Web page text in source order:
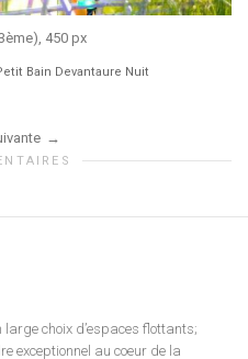
450 px
Bain Devantaure Nuit
large choix d’espaces flottants;
exceptionnel au coeur de la